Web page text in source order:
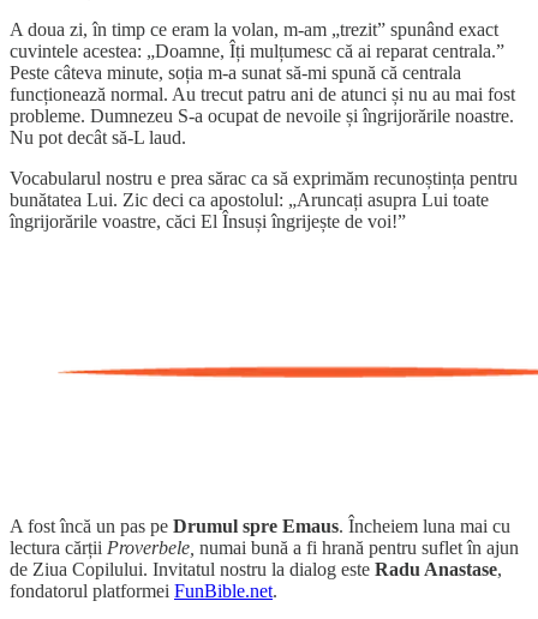
A doua zi, în timp ce eram la volan, m-am „trezit” spunând exact
cuvintele acestea: „Doamne, Îți mulțumesc că ai reparat centrala.”
Peste câteva minute, soția m-a sunat să-mi spună că centrala
funcționează normal. Au trecut patru ani de atunci și nu au mai fost
probleme. Dumnezeu S-a ocupat de nevoile și îngrijorările noastre.
Nu pot decât să-L laud.
Vocabularul nostru e prea sărac ca să exprimăm recunoștința pentru
bunătatea Lui. Zic deci ca apostolul: „Aruncați asupra Lui toate
îngrijorările voastre, căci El Însuși îngrijește de voi!”
A fost încă un pas pe Drumul spre Emaus. Încheiem luna mai cu
lectura cărții Proverbele, numai bună a fi hrană pentru suflet în ajun
de Ziua Copilului. Invitatul nostru la dialog este Radu Anastase,
fondatorul platformei FunBible.net.